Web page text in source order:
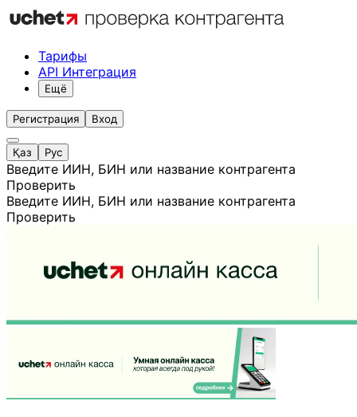
Тарифы
API Интеграция
Ещё
Регистрация Вход
Қаз Рус
Введите ИИН, БИН или название контрагента
Проверить
Введите ИИН, БИН или название контрагента
Проверить